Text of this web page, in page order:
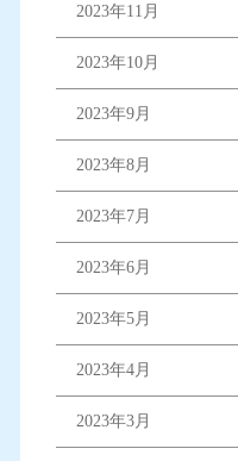
2023年11月
2023年10月
2023年9月
2023年8月
2023年7月
2023年6月
2023年5月
2023年4月
2023年3月